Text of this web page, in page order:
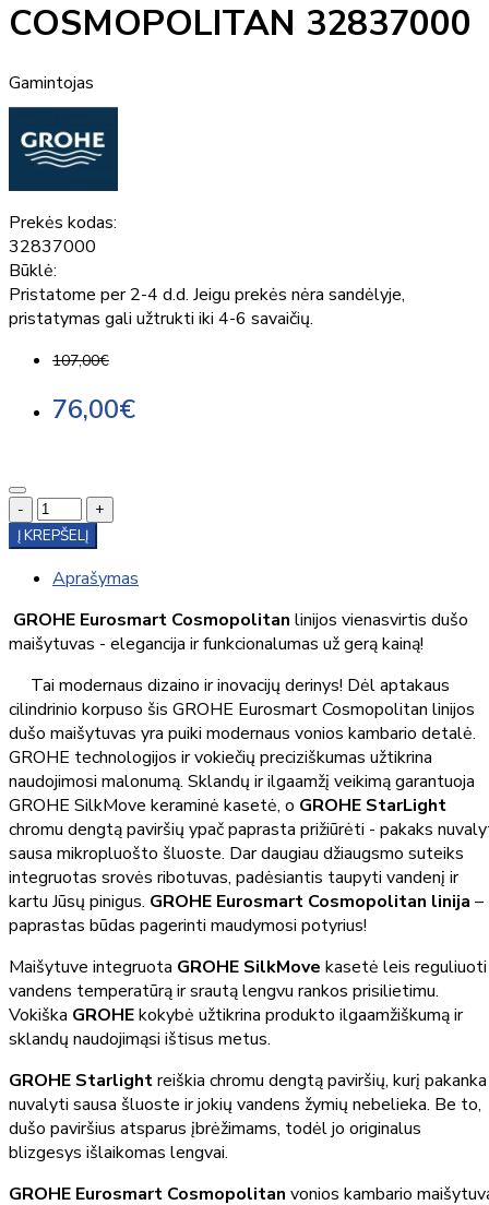
COSMOPOLITAN 32837000
Gamintojas
Prekės kodas:
32837000
Būklė:
Pristatome per 2-4 d.d. Jeigu prekės nėra sandėlyje,
pristatymas gali užtrukti iki 4-6 savaičių.
107,00€
76,00€
-
+
Į KREPŠELĮ
Aprašymas
GROHE Eurosmart Cosmopolitan linijos vienasvirtis dušo
maišytuvas - elegancija ir funkcionalumas už gerą kainą!
Tai modernaus dizaino ir inovacijų derinys! Dėl aptakaus
cilindrinio korpuso šis GROHE Eurosmart Cosmopolitan linijos
dušo maišytuvas yra puiki modernaus vonios kambario detalė.
GROHE technologijos ir vokiečių preciziškumas užtikrina
naudojimosi malonumą. Sklandų ir ilgaamžį veikimą garantuoja
GROHE SilkMove keraminė kasetė, o GROHE StarLight
chromu dengtą paviršių ypač paprasta prižiūrėti - pakaks
sausa mikropluošto šluoste. Dar daugiau džiaugsmo suteiks
integruotas srovės ribotuvas, padėsiantis taupyti vandenį ir
kartu Jūsų pinigus. GROHE Eurosmart Cosmopolitan linija –
paprastas būdas pagerinti maudymosi potyrius!
Maišytuve integruota GROHE SilkMove kasetė leis reguliuoti
vandens temperatūrą ir srautą lengvu rankos prisilietimu.
Vokiška GROHEkokybė užtikrina produkto ilgaamžiškumą ir
sklandų naudojimąsi ištisus metus.
GROHE Starlightreiškia chromu dengtą paviršių, kurį pakanka
nuvalyti sausa šluoste ir jokių vandens žymių nebelieka. Be to,
dušo paviršius atsparus įbrėžimams, todėl jo originalus
blizgesys išlaikomas lengvai.
GROHE Eurosmart Cosmopolitan vonios kambario